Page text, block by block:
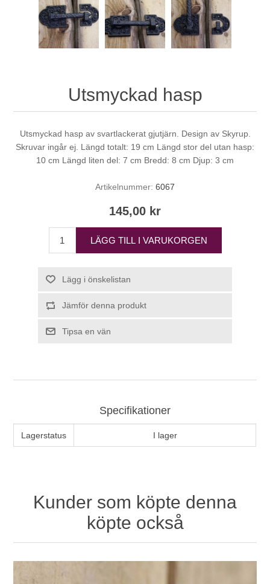
Utsmyckad hasp
Utsmyckad hasp av svartlackerat gjutjärn. Design av Skyrup.
Skruvar ingår ej. Längd totalt: 19 cm Längd stor del utan hasp:
10 cm Längd liten del: 7 cm Bredd: 8 cm Djup: 3 cm
Artikelnummer: 6067
145,00 kr
LÄGG TILL I VARUKORGEN
Lägg i önskelistan
Jämför denna produkt
Tipsa en vän
Specifikationer
Lagerstatus I lager
Kunder som köpte denna
köpte också